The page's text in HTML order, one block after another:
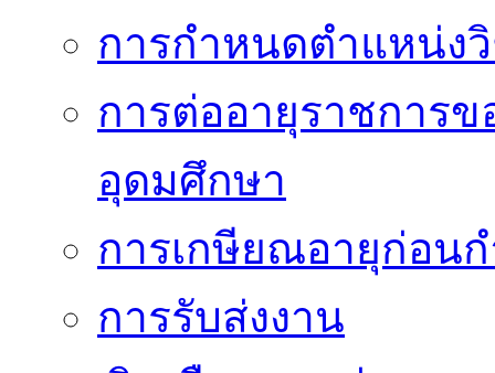
การกำหนดตำแหน่ง
การต่ออายุราชการ
อุดมศึกษา
การเกษียณอายุก่อน
การรับส่งงาน